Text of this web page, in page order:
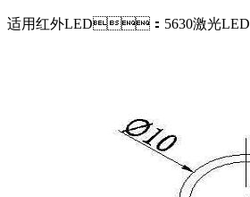
适用红外LED：5630激光LED